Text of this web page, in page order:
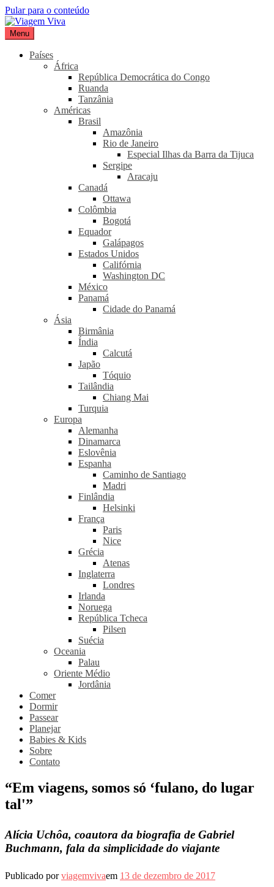
Pular para o conteúdo
Viagem Viva
Seu portal de turismo sustentável
Menu
Países
África
República Democrática do Congo
Ruanda
Tanzânia
Américas
Brasil
Amazônia
Rio de Janeiro
Especial Ilhas da Barra da Tijuca
Sergipe
Aracaju
Canadá
Ottawa
Colômbia
Bogotá
Equador
Galápagos
Estados Unidos
Califórnia
Washington DC
México
Panamá
Cidade do Panamá
Ásia
Birmânia
Índia
Calcutá
Japão
Tóquio
Tailândia
Chiang Mai
Turquia
Europa
Alemanha
Dinamarca
Eslovênia
Espanha
Caminho de Santiago
Madri
Finlândia
Helsinki
França
Paris
Nice
Grécia
Atenas
Inglaterra
Londres
Irlanda
Noruega
República Tcheca
Pilsen
Suécia
Oceania
Palau
Oriente Médio
Jordânia
Comer
Dormir
Passear
Planejar
Babies & Kids
Sobre
Contato
“Em viagens, somos só ‘fulano, do lugar
tal'”
Alícia Uchôa, coautora da biografia de Gabriel
Buchmann, fala da simplicidade do viajante
Publicado porviagemvivaem 13 de dezembro de 2017